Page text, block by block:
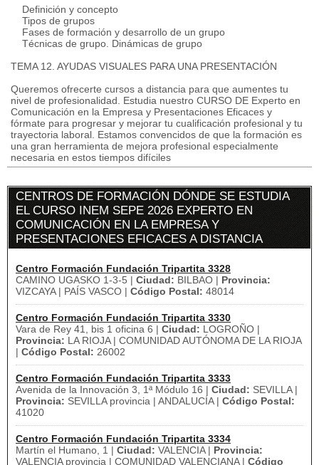
Definición y concepto
Tipos de grupos
Fases de formación y desarrollo de un grupo
Técnicas de grupo. Dinámicas de grupo
TEMA 12. AYUDAS VISUALES PARA UNA PRESENTACIÓN
Queremos ofrecerte cursos a distancia para que aumentes tu
nivel de profesionalidad. Estudia nuestro CURSO DE Experto en
Comunicación en la Empresa y Presentaciones Eficaces y
fórmate para progresar y mejorar tu cualificación profesional y tu
trayectoria laboral. Estamos convencidos de que la formación es
una gran herramienta de mejora profesional especialmente
necesaria en estos tiempos difíciles
CENTROS DE FORMACIÓN DÓNDE SE ESTUDIA
EL CURSO INEM SEPE 2026 EXPERTO EN
COMUNICACIÓN EN LA EMPRESA Y
PRESENTACIONES EFICACES A DISTANCIA
Centro Formación Fundación Tripartita 3328
CAMINO UGASKO 1-3-5 | Ciudad: BILBAO | Provincia:
VIZCAYA | PAÍS VASCO | Código Postal: 48014
Centro Formación Fundación Tripartita 3330
Vara de Rey 41, bis 1 oficina 6 | Ciudad: LOGROÑO |
Provincia: LA RIOJA | COMUNIDAD AUTÓNOMA DE LA RIOJA
| Código Postal: 26002
Centro Formación Fundación Tripartita 3333
Avenida de la Innovación 3, 1ª Módulo 16 | Ciudad: SEVILLA |
Provincia: SEVILLA provincia | ANDALUCÍA | Código Postal:
41020
Centro Formación Fundación Tripartita 3334
Martín el Humano, 1 | Ciudad: VALENCIA | Provincia:
VALENCIA provincia | COMUNIDAD VALENCIANA | Código